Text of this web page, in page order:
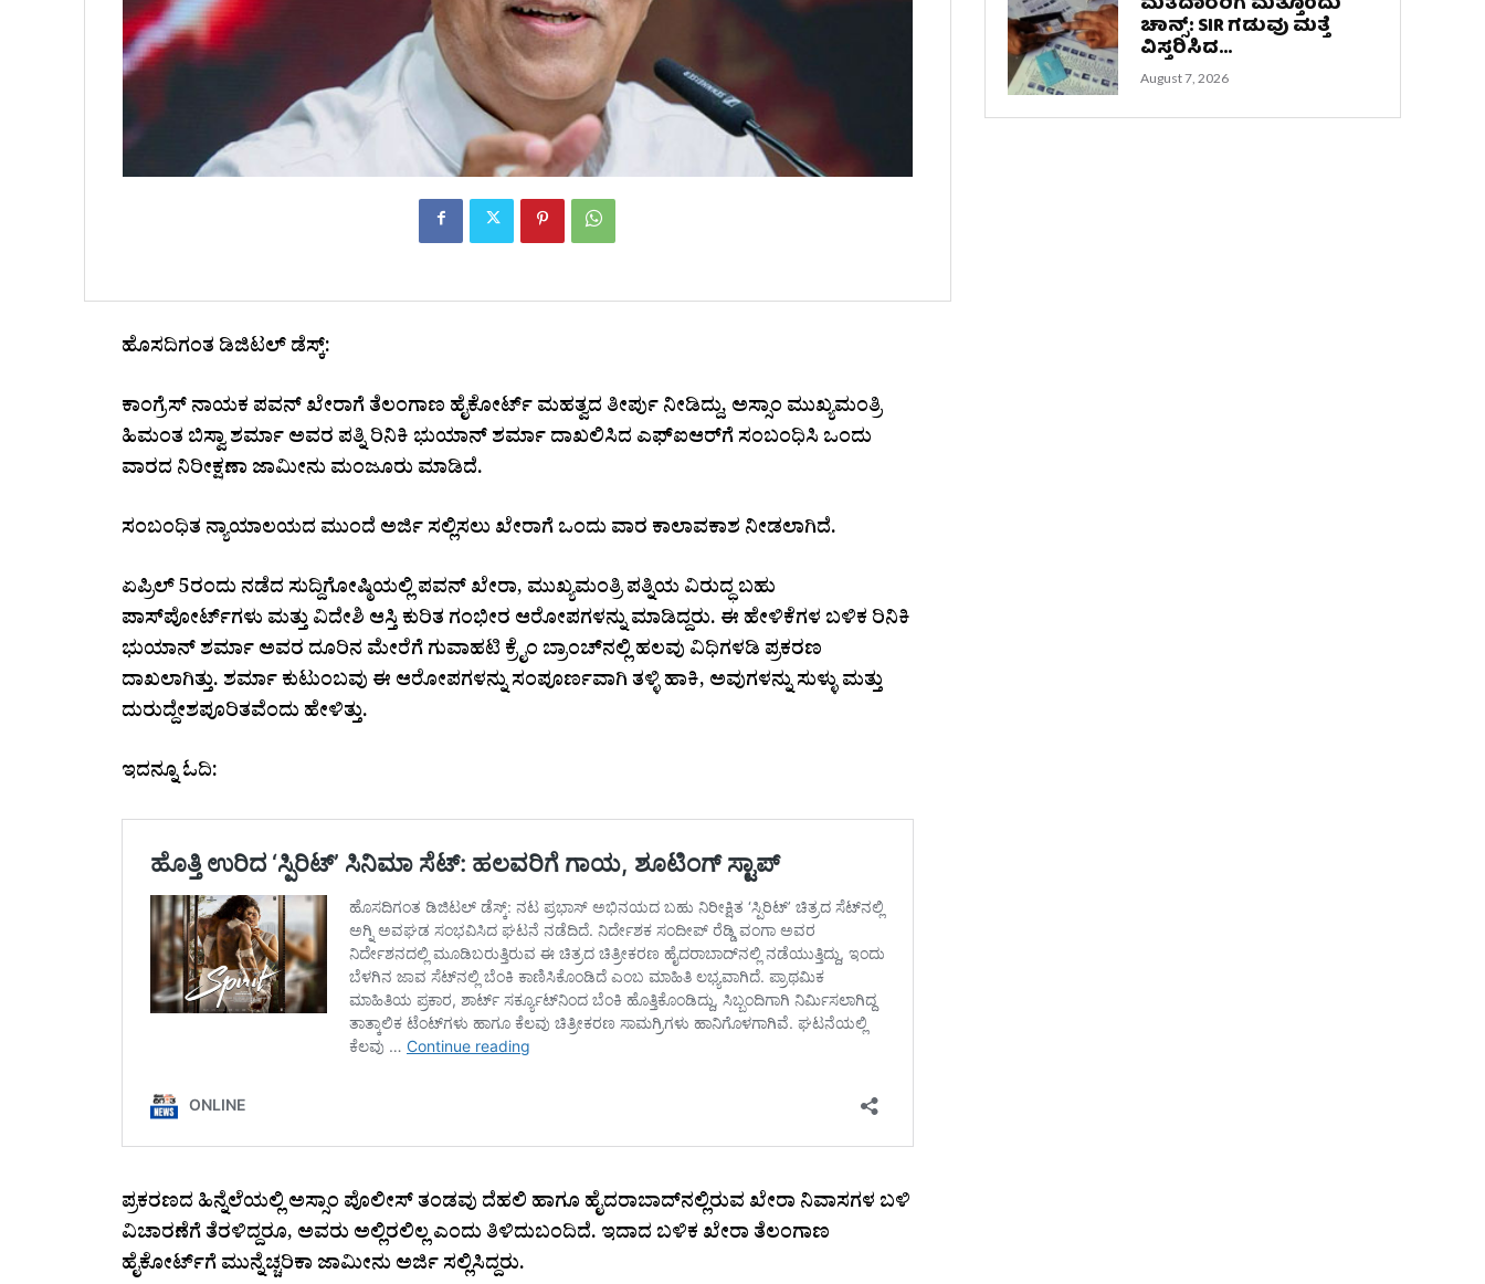
ಹೊಸದಿಗಂತ ಡಿಜಿಟಲ್ ಡೆಸ್ಕ್:
ಕಾಂಗ್ರೆಸ್ ನಾಯಕ ಪವನ್ ಖೇರಾಗೆ ತೆಲಂಗಾಣ ಹೈಕೋರ್ಟ್ ಮಹತ್ವದ ತೀರ್ಪು ನೀಡಿದ್ದು, ಅಸ್ಸಾಂ ಮುಖ್ಯಮಂತ್ರಿ
ಹಿಮಂತ ಬಿಸ್ವಾ ಶರ್ಮಾ ಅವರ ಪತ್ನಿ ರಿನಿಕಿ ಭುಯಾನ್ ಶರ್ಮಾ ದಾಖಲಿಸಿದ ಎಫ್‌ಐಆರ್‌ಗೆ ಸಂಬಂಧಿಸಿ ಒಂದು
ವಾರದ ನಿರೀಕ್ಷಣಾ ಜಾಮೀನು ಮಂಜೂರು ಮಾಡಿದೆ.
ಸಂಬಂಧಿತ ನ್ಯಾಯಾಲಯದ ಮುಂದೆ ಅರ್ಜಿ ಸಲ್ಲಿಸಲು ಖೇರಾಗೆ ಒಂದು ವಾರ ಕಾಲಾವಕಾಶ ನೀಡಲಾಗಿದೆ.
ಏಪ್ರಿಲ್ 5ರಂದು ನಡೆದ ಸುದ್ದಿಗೋಷ್ಠಿಯಲ್ಲಿ ಪವನ್ ಖೇರಾ, ಮುಖ್ಯಮಂತ್ರಿ ಪತ್ನಿಯ ವಿರುದ್ಧ ಬಹು
ಪಾಸ್‌ಪೋರ್ಟ್‌ಗಳು ಮತ್ತು ವಿದೇಶಿ ಆಸ್ತಿ ಕುರಿತ ಗಂಭೀರ ಆರೋಪಗಳನ್ನು ಮಾಡಿದ್ದರು. ಈ ಹೇಳಿಕೆಗಳ ಬಳಿಕ ರಿನಿಕಿ
ಭುಯಾನ್ ಶರ್ಮಾ ಅವರ ದೂರಿನ ಮೇರೆಗೆ ಗುವಾಹಟಿ ಕ್ರೈಂ ಬ್ರಾಂಚ್‌ನಲ್ಲಿ ಹಲವು ವಿಧಿಗಳಡಿ ಪ್ರಕರಣ
ದಾಖಲಾಗಿತ್ತು. ಶರ್ಮಾ ಕುಟುಂಬವು ಈ ಆರೋಪಗಳನ್ನು ಸಂಪೂರ್ಣವಾಗಿ ತಳ್ಳಿ ಹಾಕಿ, ಅವುಗಳನ್ನು ಸುಳ್ಳು ಮತ್ತು
ದುರುದ್ದೇಶಪೂರಿತವೆಂದು ಹೇಳಿತ್ತು.
ಇದನ್ನೂ ಓದಿ:
ಪ್ರಕರಣದ ಹಿನ್ನೆಲೆಯಲ್ಲಿ ಅಸ್ಸಾಂ ಪೊಲೀಸ್ ತಂಡವು ದೆಹಲಿ ಹಾಗೂ ಹೈದರಾಬಾದ್‌ನಲ್ಲಿರುವ ಖೇರಾ ನಿವಾಸಗಳ ಬಳಿ
ವಿಚಾರಣೆಗೆ ತೆರಳಿದ್ದರೂ, ಅವರು ಅಲ್ಲಿರಲಿಲ್ಲ ಎಂದು ತಿಳಿದುಬಂದಿದೆ. ಇದಾದ ಬಳಿಕ ಖೇರಾ ತೆಲಂಗಾಣ
ಹೈಕೋರ್ಟ್‌ಗೆ ಮುನ್ನೆಚ್ಚರಿಕಾ ಜಾಮೀನು ಅರ್ಜಿ ಸಲ್ಲಿಸಿದ್ದರು.
ಚಾನ್ಸ್: SIR ಗಡುವು ಮತ್ತೆ
ವಿಸ್ತರಿಸಿದ...
August 7, 2026